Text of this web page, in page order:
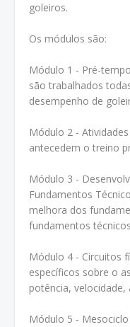
goleiros.
Os módulos são:
Módulo 1 - Pré-
são trabalhados
desempenho de
Módulo 2 -
antecedem o treino
Módulo 3 -
Fundamentos
melhora dos
fundamentos
Módulo 4 - Circuitos
específicos sobre o
potência,
Módulo 5 -